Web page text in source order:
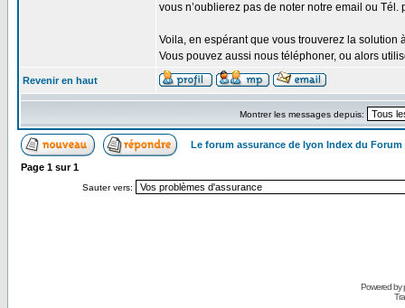
vous n’oublierez pas de noter notre email ou Tél.
Voila, en espérant que vous trouverez la solution
Vous pouvez aussi nous téléphoner, ou alors
Revenir en haut
Montrer les messages depuis:
Le forum assurance de lyon Index du Forum
Page 1 sur1
Sauter vers:
Powered by